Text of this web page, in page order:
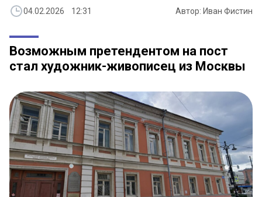
04.02.2026 12:31 Автор: Иван Фистин
Возможным претендентом на пост
стал художник-живописец из Москвы